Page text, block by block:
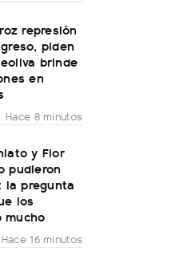
represión
piden
brinde
en
Hace 8 minutos
y Flor
pudieron
la pregunta
los
mucho
Hace 16 minutos